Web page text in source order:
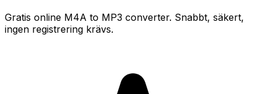
Gratis online M4A to MP3 converter. Snabbt, säkert,
ingen registrering krävs.